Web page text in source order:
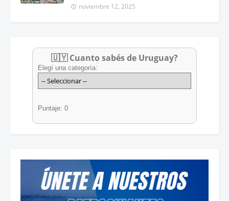
noviembre 12, 2025
🇺🇾 Cuanto sabés de Uruguay?
Elegí una categoría:
Puntaje: 0